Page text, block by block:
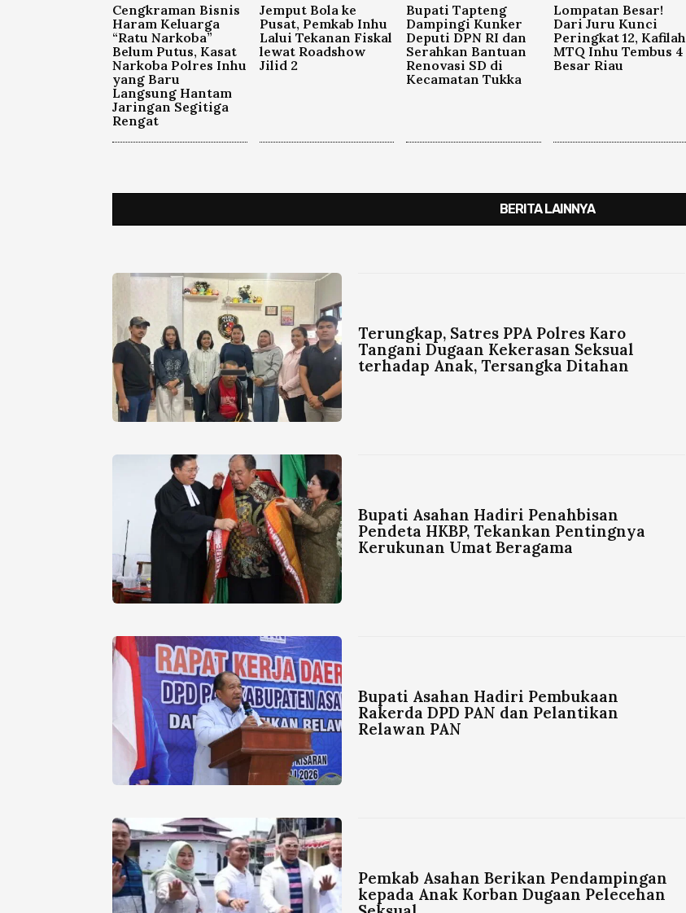
Cengkraman Bisnis
Haram Keluarga
“Ratu Narkoba”
Belum Putus, Kasat
Narkoba Polres Inhu
yang Baru
Langsung Hantam
Jaringan Segitiga
Rengat
Jemput Bola ke
Pusat, Pemkab Inhu
Lalui Tekanan Fiskal
lewat Roadshow
Jilid 2
Bupati Tapteng
Dampingi Kunker
Deputi DPN RI dan
Serahkan Bantuan
Renovasi SD di
Kecamatan Tukka
Lompatan Besar!
Dari Juru Kunci
Peringkat 12, Kafilah
MTQ Inhu Tembus 4
Besar Riau
BERITA LAINNYA
Terungkap, Satres PPA Polres Karo
Tangani Dugaan Kekerasan Seksual
terhadap Anak, Tersangka Ditahan
Bupati Asahan Hadiri Penahbisan
Pendeta HKBP, Tekankan Pentingnya
Kerukunan Umat Beragama
Bupati Asahan Hadiri Pembukaan
Rakerda DPD PAN dan Pelantikan
Relawan PAN
Pemkab Asahan Berikan Pendampingan
kepada Anak Korban Dugaan Pelecehan